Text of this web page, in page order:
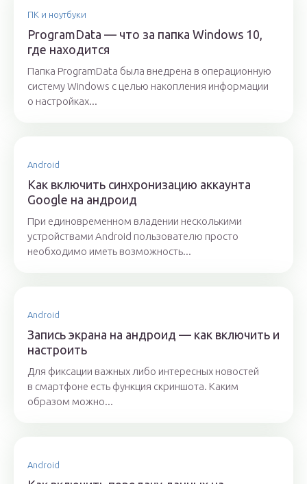
ПК и ноутбуки
ProgramData — что за папка Windows 10,
где находится
Папка ProgramData была внедрена в операционную
систему Windows с целью накопления информации
о настройках...
Android
Как включить синхронизацию аккаунта
Google на андроид
При единовременном владении несколькими
устройствами Android пользователю просто
необходимо иметь возможность...
Android
Запись экрана на андроид — как включить и
настроить
Для фиксации важных либо интересных новостей
в смартфоне есть функция скриншота. Каким
образом можно...
Android